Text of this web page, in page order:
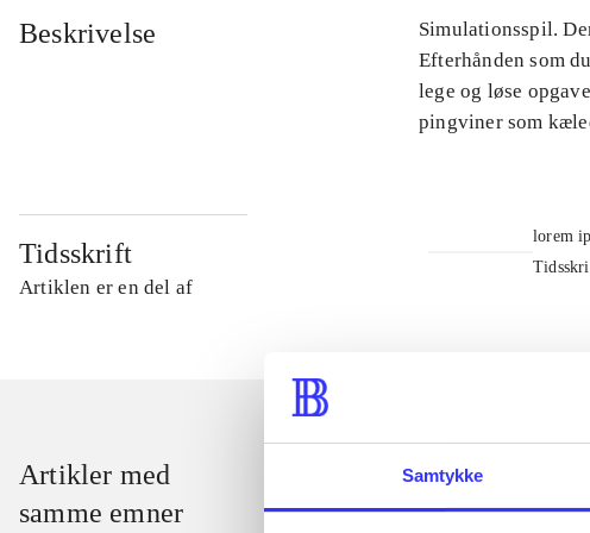
Samtykke
Beskrivelse
Simulationsspil.
Efterhånden som
lege og løse
pingviner som
Tidsskrift
Artiklen er en del af
lorem
Artikler med
samme emner